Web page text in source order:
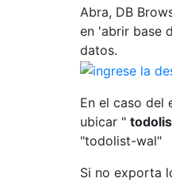
Abra, DB
en 'abrir base
datos.
En el caso del
ubicar "
"todolist-wal"
Si no exporta